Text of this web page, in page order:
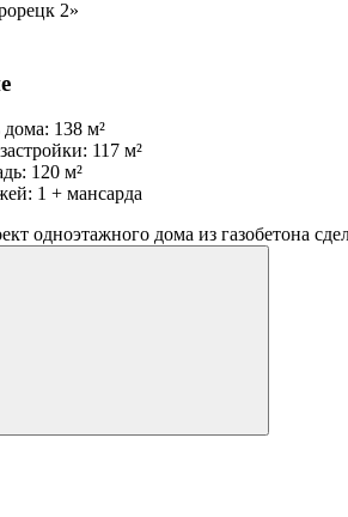
138 м²
117 м²
120 м²
1 + мансарда
одноэтажного дома из газобетона